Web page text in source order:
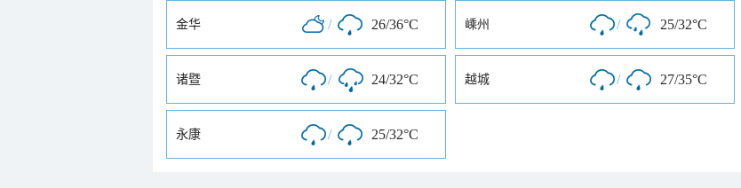
金华 / 26/36°C 嵊州 / 25/32°C
诸暨 / 24/32°C 越城 / 27/35°C
永康 / 25/32°C